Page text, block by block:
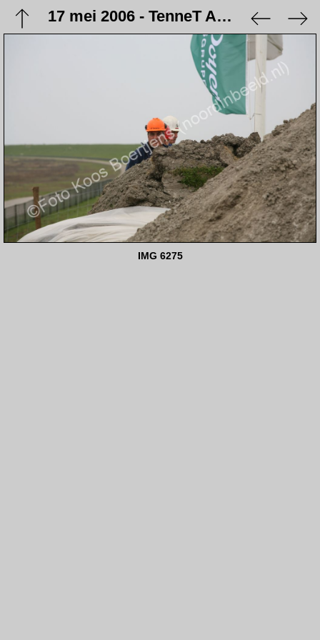
17 mei 2006 - TenneT Aanlanding NorNed kabel
IMG 6275